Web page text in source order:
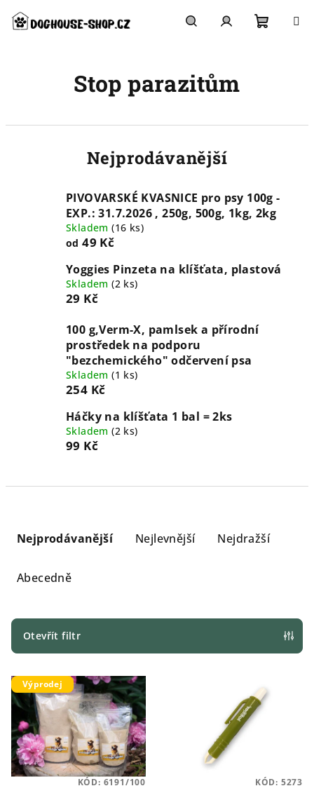
obsah
Stop parazitům
Nejprodávanější
PIVOVARSKÉ KVASNICE pro psy 100g -
EXP.: 31.7.2026 , 250g, 500g, 1kg, 2kg
Skladem(16 ks)
od 49 Kč
Yoggies Pinzeta na klíšťata, plastová
Skladem(2 ks)
29 Kč
100 g,Verm-X, pamlsek a přírodní
prostředek na podporu
"bezchemického" odčervení psa
Skladem(1 ks)
254 Kč
Háčky na klíšťata 1 bal = 2ks
Skladem(2 ks)
99 Kč
r
o
d
k
t
ů
Nejprodávanější Nejlevnější Nejdražší
Abecedně
Otevřít filtr
V
ý
s
p
Výprodej
KÓD: 6191/100 KÓD: 5273